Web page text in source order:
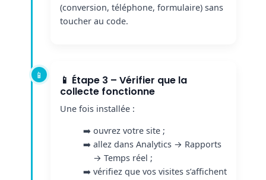
(conversion, téléphone, formulaire) sans
toucher au code.
📱 Étape 3 – Vérifier que la
collecte fonctionne
Une fois installée :
ouvrez votre site ;
allez dans Analytics → Rapports
→ Temps réel ;
vérifiez que vos visites s’affichent